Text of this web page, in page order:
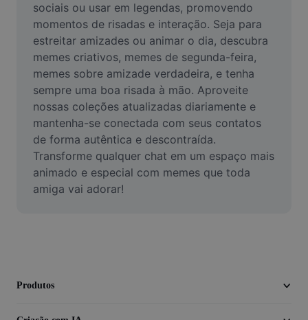
Vídeo
Remover plano de fundo de vídeo
Aprimorar qualidade
Editor de Video
Cortar Vídeo
Adicionar Legendas ao Vídeo
Converter Video
sociais ou usar em legendas, promovendo
momentos de risadas e interação. Seja para
estreitar amizades ou animar o dia, descubra
memes criativos, memes de segunda-feira,
memes sobre amizade verdadeira, e tenha
sempre uma boa risada à mão. Aproveite
nossas coleções atualizadas diariamente e
mantenha-se conectada com seus contatos
de forma autêntica e descontraída.
Transforme qualquer chat em um espaço mais
animado e especial com memes que toda
amiga vai adorar!
Produtos